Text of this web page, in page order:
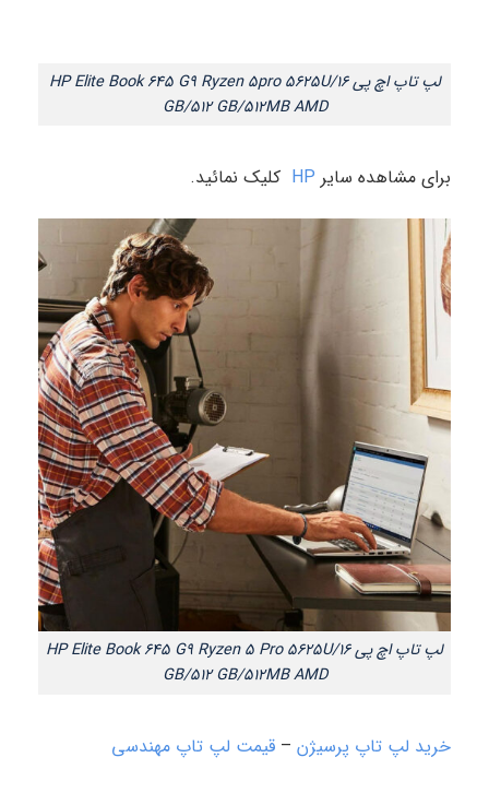
لپ تاپ اچ پی HP Elite Book 645 G9 Ryzen 5pro 5625U/16
GB/512 GB/512MB AMD
برای مشاهده سایر HP کلیک نمائید.
لپ تاپ اچ پی HP Elite Book 645 G9 Ryzen 5 Pro 5625U/16
GB/512 GB/512MB AMD
خرید لپ تاپ پرسیژن – قیمت لپ تاپ مهندسی